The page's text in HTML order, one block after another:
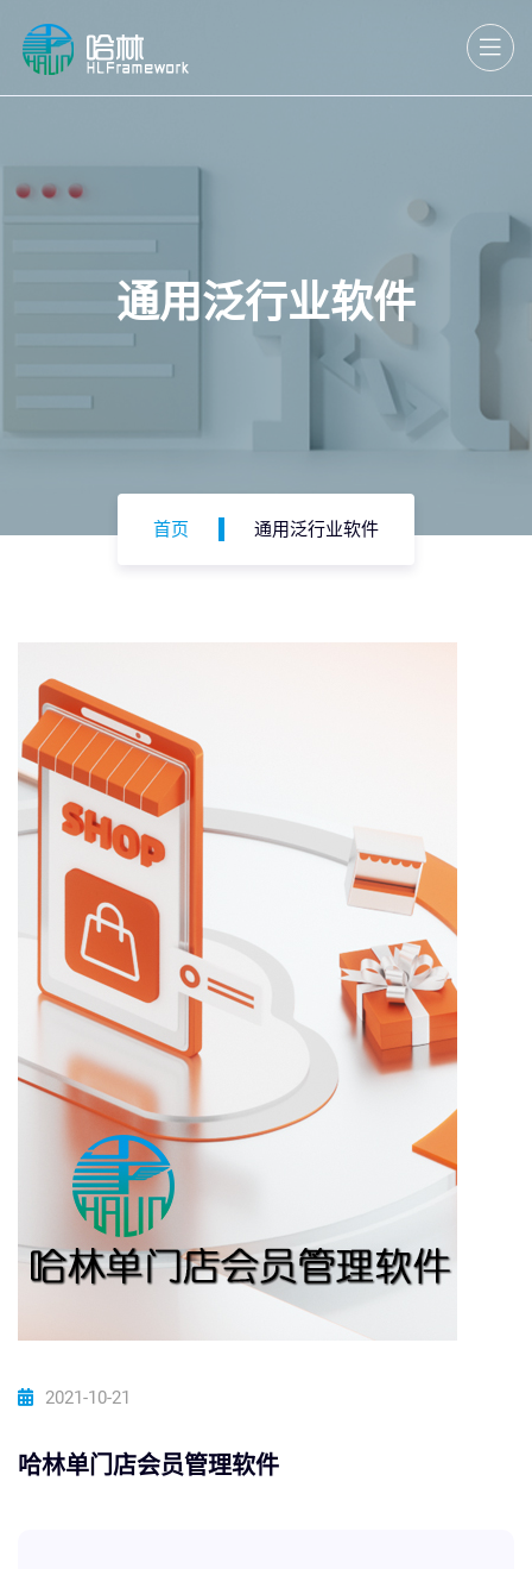
通用泛行业软件
首页 通用泛行业软件
2021-10-21
哈林单门店会员管理软件